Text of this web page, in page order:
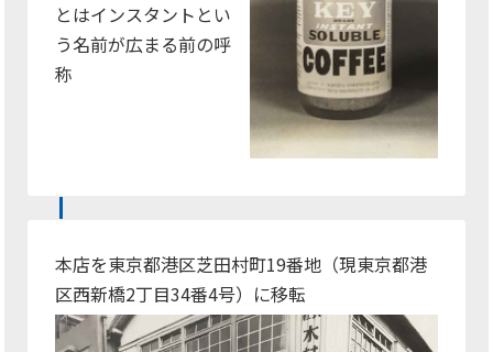
とはインスタントとい
う名前が広まる前の呼
称
本店を東京都港区芝田村町19番地（現東京都港
区西新橋2丁目34番4号）に移転